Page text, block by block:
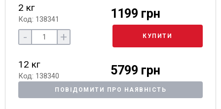
2 кг
Код: 138341 1199 грн
- + КУПИТИ
12 кг
Код: 138340 5799 грн
ПОВІДОМИТИ ПРО НАЯВНІСТЬ